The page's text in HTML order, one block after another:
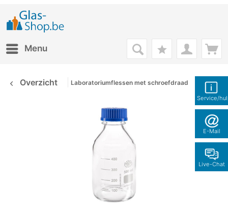
Service/
E-Mail
Live-Chat
Menu
Overzicht Laboratoriumflessen met schroefdraad